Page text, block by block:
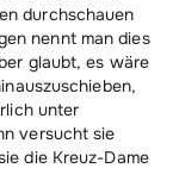
durchschauen
nennt man dies
glaubt, es wäre
unter
versucht sie
die Kreuz-Dame